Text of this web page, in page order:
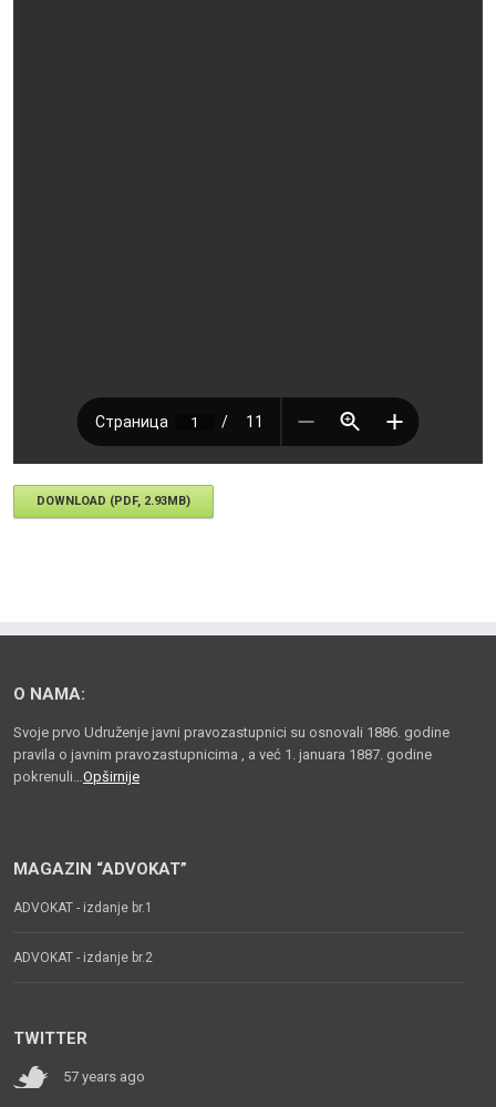
DOWNLOAD (PDF, 2.93MB)
O NAMA:
Svoje prvo Udruženje javni pravozastupnici su osnovali 1886. godine
pravila o javnim pravozastupnicima , a već 1. januara 1887. godine
pokrenuli…Opširnije
MAGAZIN “ADVOKAT”
ADVOKAT - izdanje br.1
ADVOKAT - izdanje br.2
TWITTER
57 years ago